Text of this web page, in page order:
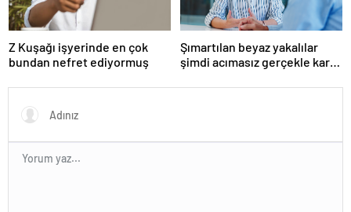
Z Kuşağı işyerinde en çok
bundan nefret ediyormuş
Şımartılan beyaz yakalılar
şimdi acımasız gerçekle karşı